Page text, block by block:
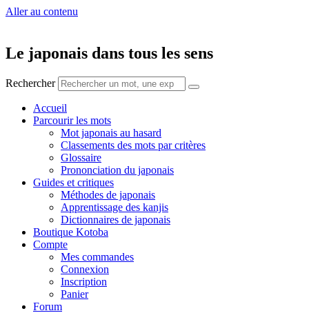
Aller au contenu
Le japonais dans tous les sens
Rechercher
Accueil
Parcourir les mots
Mot japonais au hasard
Classements des mots par critères
Glossaire
Prononciation du japonais
Guides et critiques
Méthodes de japonais
Apprentissage des kanjis
Dictionnaires de japonais
Boutique Kotoba
Compte
Mes commandes
Connexion
Inscription
Panier
Forum